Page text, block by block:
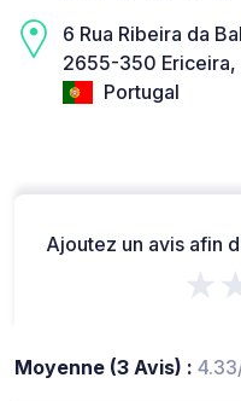
6 Rua Ribeira da
2655-350 Ericeira,
Portugal
Ajoutez un avis afin
Moyenne (3 Avis) :